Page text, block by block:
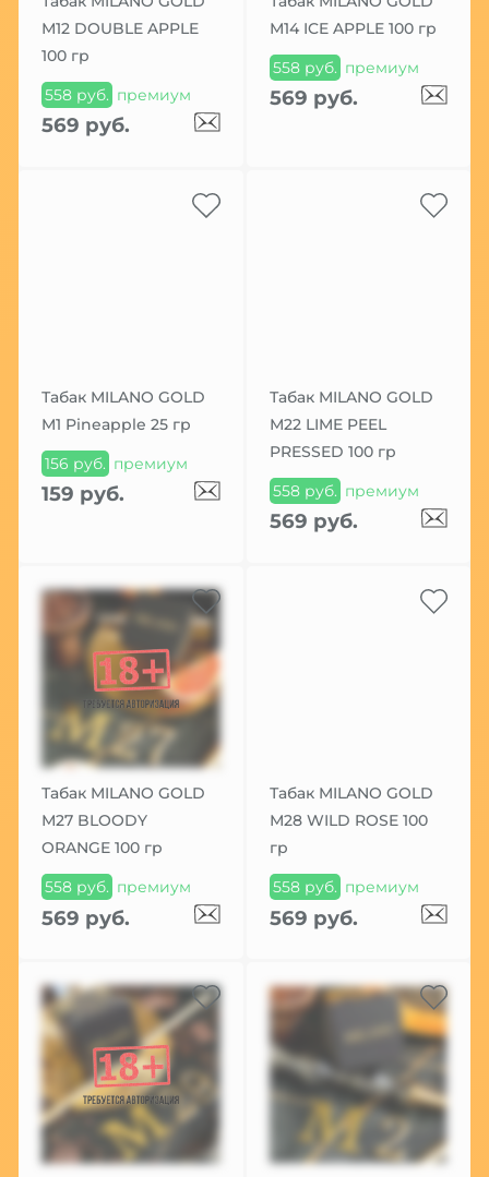
М12 DOUBLE APPLE
100 гр
558 руб. премиум
569 руб.
М14 ICE APPLE 100 гр
558 руб. премиум
569 руб.
Табак MILANO GOLD
M1 Pineapple 25 гр
156 руб. премиум
159 руб.
Табак MILANO GOLD
М22 LIME PEEL
PRESSED 100 гр
558 руб. премиум
569 руб.
Табак MILANO GOLD
М27 BLOODY
ORANGE 100 гр
558 руб. премиум
569 руб.
Табак MILANO GOLD
М28 WILD ROSE 100
гр
558 руб. премиум
569 руб.